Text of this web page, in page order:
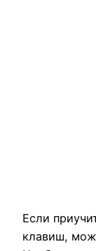
Если
клавиш,